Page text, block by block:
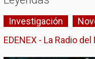
Investigación
EDENEX - La Radio